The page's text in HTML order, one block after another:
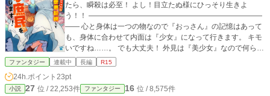
たら、瞬殺は必至！ よし！目立たぬ様にひっそり生きよ
う！！ ――――――――――――――――――――――――
―― 心と身体は一つの物なので『おっさん』の記憶はあって
も、身体に合わせて内面は『少女』になって行きます。 キモ
いですね……。 でも大丈夫！ 外見は『美少女』なので何ら問
題ありません！！ 人形の様な造形と、生まれたばかりでモッ
人形遊び』です！ほぼセクハラです！！ 【一章】【二章】は
田舎暮らしで魔獣相手に無双します。 【三章】から、都会に
ファンタジー 連載中 長編 R15
24h.ポイント 23pt
小説 27 位 / 22,253件 ファンタジー 16 位 / 8,575件